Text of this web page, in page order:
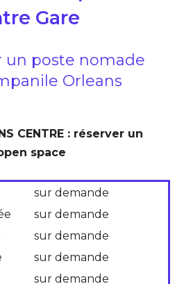
Gare
un poste nomade
Orleans
CENTRE : réserver un
space
sur demande
sur demande
sur demande
sur demande
sur demande